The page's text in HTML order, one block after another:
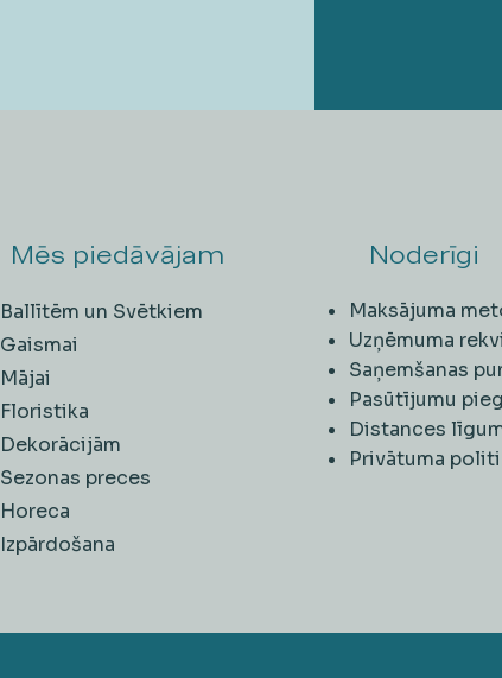
Mēs piedāvājam
Ballītēm un Svētkiem
Gaismai
Mājai
Floristika
Dekorācijām
Sezonas preces
Horeca
​Izpārdošana
Noderīgi
Maksājuma
Uzņēmuma
Saņemšanas
Pasūtījumu
Distances
Privātuma